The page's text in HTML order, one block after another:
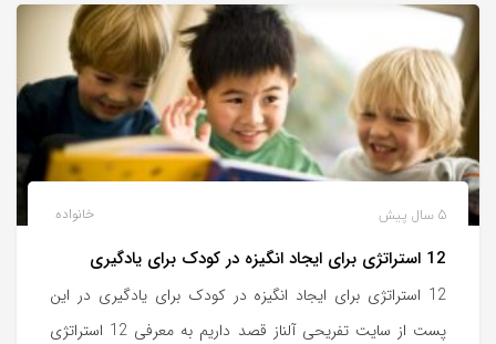
خانواده 5 سال پیش
12 استراتژی برای ایجاد انگیزه در کودک برای یادگیری
12 استراتژی برای ایجاد انگیزه در کودک برای یادگیری در این
پست از سایت تفریحی آلناز قصد داریم به معرفی 12 استراتژی